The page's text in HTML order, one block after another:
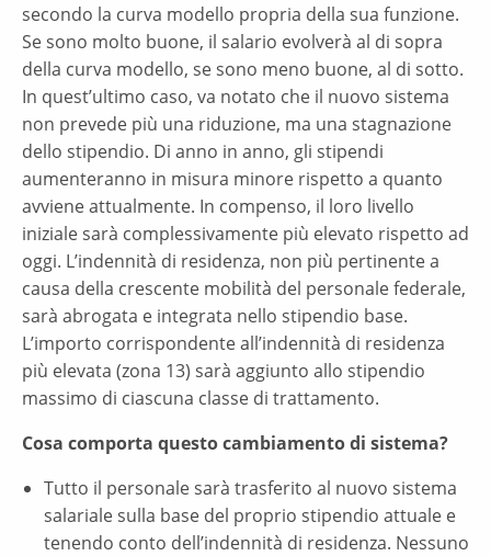
secondo la curva modello propria della sua funzione.
Se sono molto buone, il salario evolverà al di sopra
della curva modello, se sono meno buone, al di sotto.
In quest’ultimo caso, va notato che il nuovo sistema
non prevede più una riduzione, ma una stagnazione
dello stipendio. Di anno in anno, gli stipendi
aumenteranno in misura minore rispetto a quanto
avviene attualmente. In compenso, il loro livello
iniziale sarà complessivamente più elevato rispetto ad
oggi. L’indennità di residenza, non più pertinente a
causa della crescente mobilità del personale federale,
sarà abrogata e integrata nello stipendio base.
L’importo corrispondente all’indennità di residenza
più elevata (zona 13) sarà aggiunto allo stipendio
massimo di ciascuna classe di trattamento.
Cosa comporta questo cambiamento di sistema?
Tutto il personale sarà trasferito al nuovo sistema
salariale sulla base del proprio stipendio attuale e
tenendo conto dell’indennità di residenza. Nessuno